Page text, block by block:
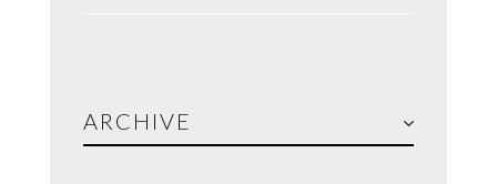
ARCHIVE